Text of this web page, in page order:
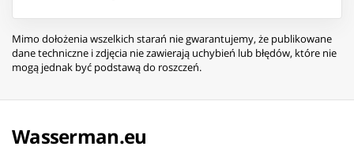
Mimo dołożenia wszelkich starań nie gwarantujemy, że publikowane
dane techniczne i zdjęcia nie zawierają uchybień lub błędów, które nie
mogą jednak być podstawą do roszczeń.
Wasserman.eu